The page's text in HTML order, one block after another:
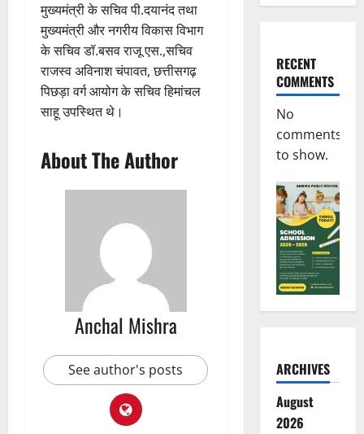
मुख्यमंत्री के सचिव पी.दयानंद तथा
मुख्यमंत्री और नगरीय विकास विभाग
के सचिव डॉ.बसव राजू एस.,सचिव
राजस्व अविनाश चंपावत, छत्तीसगढ़
पिछड़ा वर्ग आयोग के सचिव हिमांचल
साहू उपस्थित थे।
About The Author
Anchal Mishra
See author's posts
RECENT
COMMENTS
No
comments
to show.
ARCHIVES
August
2026